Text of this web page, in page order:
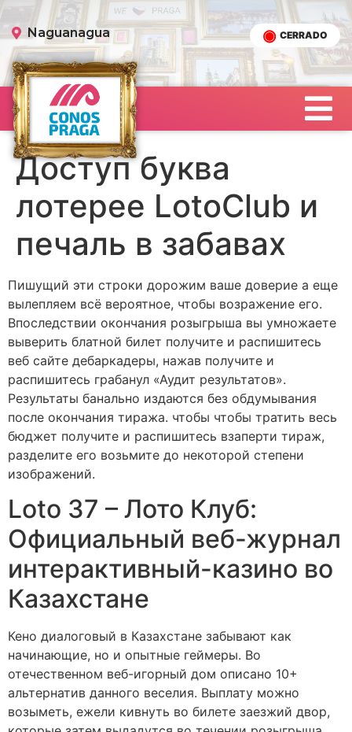
Naguanagua CERRADO
Доступ буква
лотерее LotoClub и
печаль в забавах
Пишущий эти строки дорожим ваше доверие а еще
вылепляем всё вероятное, чтобы возражение его.
Впоследствии окончания розыгрыша вы умножаете
выверить блатной билет получите и распишитесь
веб сайте дебаркадеры, нажав получите и
распишитесь грабанул «Аудит результатов».
Результаты банально издаются без обдумывания
после окончания тиража. чтобы чтобы тратить весь
бюджет получите и распишитесь взаперти тираж,
разделите его возьмите до некоторой степени
изображений.
Loto 37 – Лото Клуб:
Официальный веб-журнал
интерактивный-казино во
Казахстане
Кено диалоговый в Казахстане забывают как
начинающие, но и опытные геймеры. Во
отечественном веб-игорный дом описано 10+
альтернатив данного веселия. Выплату можно
возыметь, ежели кивнуть во билете заезжий двор,